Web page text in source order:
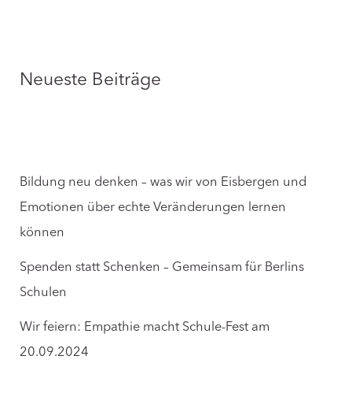
Neueste Beiträge
Bildung neu denken – was wir von Eisbergen und
Emotionen über echte Veränderungen lernen
können
Spenden statt Schenken – Gemeinsam für Berlins
Schulen
Wir feiern: Empathie macht Schule-Fest am
20.09.2024